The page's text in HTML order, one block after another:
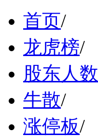
首页/
龙虎榜/
股东人数
牛散/
涨停板/